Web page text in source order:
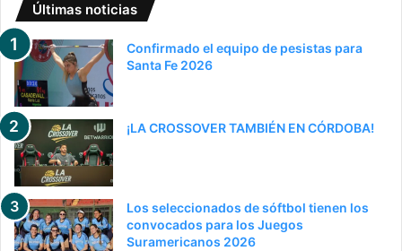
Últimas noticias
Confirmado el equipo de pesistas para
Santa Fe 2026
¡LA CROSSOVER TAMBIÉN EN CÓRDOBA!
Los seleccionados de sóftbol tienen los
convocados para los Juegos
Suramericanos 2026